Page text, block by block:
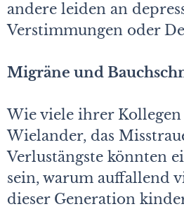
andere leiden an
Verstimmungen oder
Migräne und
Wie viele ihrer
Wielander, das
Verlustängste könnten
sein, warum auffallend
dieser Generation